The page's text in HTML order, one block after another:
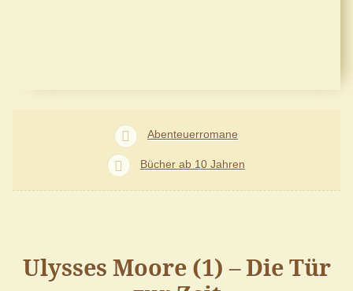
Abenteuerromane
Bücher ab 10 Jahren
Ulysses Moore (1) – Die Tür